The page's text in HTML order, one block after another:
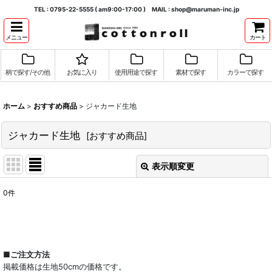
TEL : 0795-22-5555 ( am9:00-17:00 ) MAIL : shop@maruman-inc.jp
メニュー カート
柄で探す/その他 お気に入り 使用用途で探す 素材で探す カラーで探す
ホーム > おすすめ商品 > ジャカード生地
ジャカード生地 [おすすめ商品]
表示順変更
絞り込む
0件
■ご注文方法
掲載価格は生地50cmの価格です。